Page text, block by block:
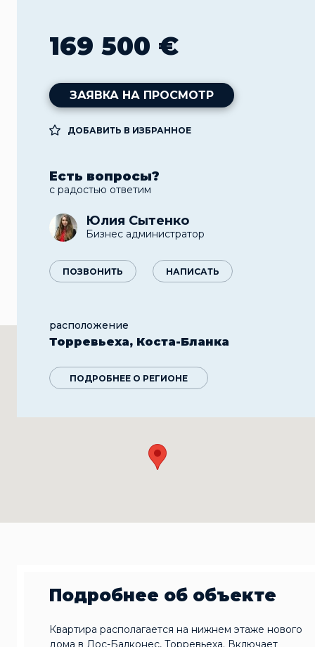
169 500 €
ЗАЯВКА НА ПРОСМОТР
ДОБАВИТЬ В ИЗБРАННОЕ
Есть вопросы?
с радостью ответим
Юлия Сытенко
Бизнес администратор
ПОЗВОНИТЬ НАПИСАТЬ
расположение
Торревьеха, Коста-Бланка
ПОДРОБНЕЕ О РЕГИОНЕ
Подробнее об объекте
Квартира располагается на нижнем этаже нового
дома в Лос-Балконес, Торревьеха. Включает